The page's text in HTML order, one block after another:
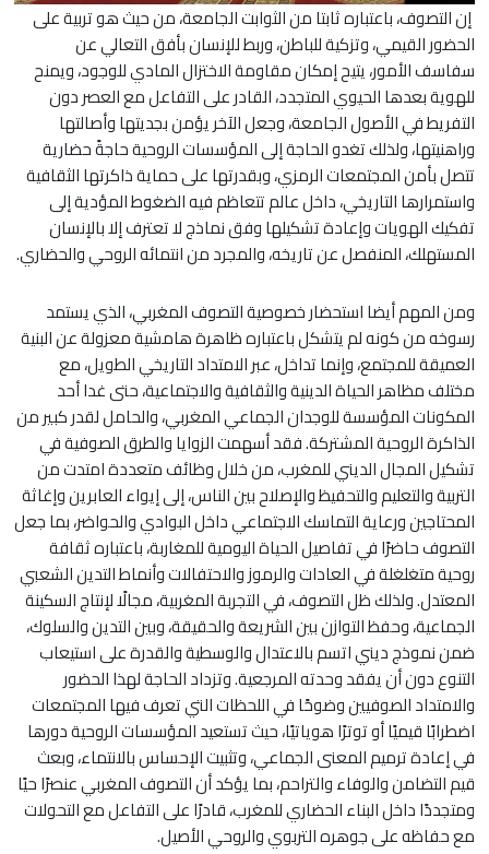
إن التصوف، باعتباره ثابتا من الثوابت الجامعة، من حيث هو تربية على
الحضور القيمي، وتزكية للباطن، وربط للإنسان بأفق التعالي عن
سفاسف الأمور، يتيح إمكان مقاومة الاختزال المادي للوجود، ويمنح
للهوية بعدها الحيوي المتجدد، القادر على التفاعل مع العصر دون
التفريط في الأصول الجامعة، وجعل الآخر يؤمن بجديتها وأصالتها
وراهنيتها، ولذلك تغدو الحاجة إلى المؤسسات الروحية حاجةً حضارية
تتصل بأمن المجتمعات الرمزي، وبقدرتها على حماية ذاكرتها الثقافية
واستمرارها التاريخي، داخل عالم تتعاظم فيه الضغوط المؤدية إلى
تفكيك الهويات وإعادة تشكيلها وفق نماذج لا تعترف إلا بالإنسان
المستهلك، المنفصل عن تاريخه، والمجرد من انتمائه الروحي والحضاري.
ومن المهم أيضا استحضار خصوصية التصوف المغربي، الذي يستمد
رسوخه من كونه لم يتشكل باعتباره ظاهرة هامشية معزولة عن البنية
العميقة للمجتمع، وإنما تداخل، عبر الامتداد التاريخي الطويل، مع
مختلف مظاهر الحياة الدينية والثقافية والاجتماعية، حتى غدا أحد
المكونات المؤسسة للوجدان الجماعي المغربي، والحامل لقدر كبير من
الذاكرة الروحية المشتركة. فقد أسهمت الزوايا والطرق الصوفية في
تشكيل المجال الديني للمغرب، من خلال وظائف متعددة امتدت من
التربية والتعليم والتحفيظ والإصلاح بين الناس، إلى إيواء العابرين وإغاثة
المحتاجين ورعاية التماسك الاجتماعي داخل البوادي والحواضر، بما جعل
التصوف حاضرًا في تفاصيل الحياة اليومية للمغاربة، باعتباره ثقافة
روحية متغلغلة في العادات والرموز والاحتفالات وأنماط التدين الشعبي
المعتدل. ولذلك ظل التصوف، في التجربة المغربية، مجالًا لإنتاج السكينة
الجماعية، وحفظ التوازن بين الشريعة والحقيقة، وبين التدين والسلوك،
ضمن نموذج ديني اتسم بالاعتدال والوسطية والقدرة على استيعاب
التنوع دون أن يفقد وحدته المرجعية. وتزداد الحاجة لهذا الحضور
والامتداد الصوفيين وضوحًا في اللحظات التي تعرف فيها المجتمعات
اضطرابًا قيميًا أو توترًا هوياتيًا، حيث تستعيد المؤسسات الروحية دورها
في إعادة ترميم المعنى الجماعي، وتثبيت الإحساس بالانتماء، وبعث
قيم التضامن والوفاء والتراحم، بما يؤكد أن التصوف المغربي عنصرًا حيًا
ومتجددًا داخل البناء الحضاري للمغرب، قادرًا على التفاعل مع التحولات
مع حفاظه على جوهره التربوي والروحي الأصيل.